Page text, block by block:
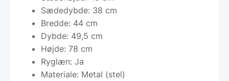
Sædedybde: 38 cm
Bredde: 44 cm
Dybde: 49,5 cm
Højde: 78 cm
Ryglæn: Ja
Materiale: Metal (stel)